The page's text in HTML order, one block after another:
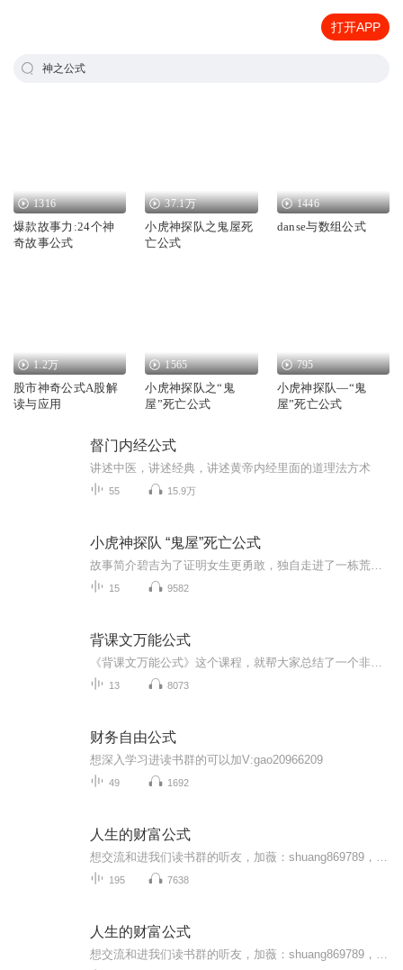
打开APP
神之公式
1316
爆款故事力:24个神
奇故事公式
37.1万
小虎神探队之鬼屋死
亡公式
1446
danse与数组公式
1.2万
股市神奇公式A股解
读与应用
1565
小虎神探队之“鬼
屋”死亡公式
795
小虎神探队—“鬼
屋”死亡公式
督门内经公式
讲述中医，讲述经典，讲述黄帝内经里面的道理法方术
55 15.9万
小虎神探队 “鬼屋”死亡公式
15 9582
背课文万能公式
13 8073
财务自由公式
想深入学习进读书群的可以加V:gao20966209
49 1692
人生的财富公式
195 7638
人生的财富公式